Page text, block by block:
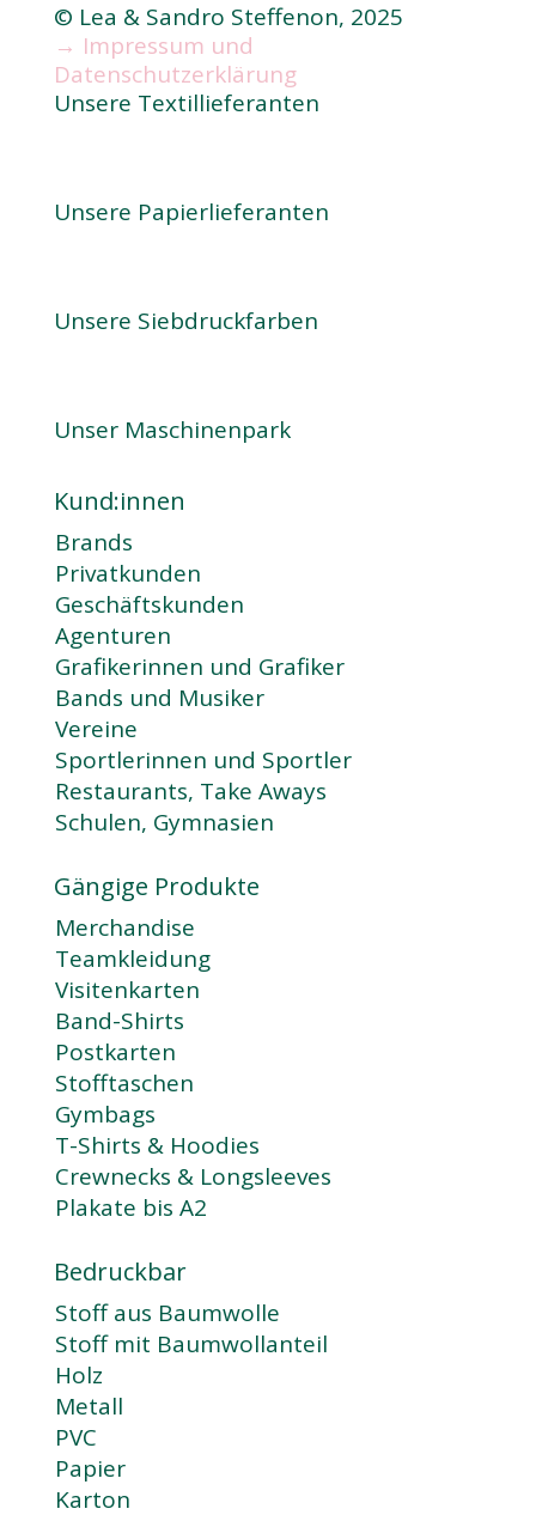
© Lea & Sandro Steffenon, 2025
→ Impressum und
Datenschutzerklärung
Unsere Textillieferanten
Unsere Papierlieferanten
Unsere Siebdruckfarben
Unser Maschinenpark
Kund:innen
Brands
Privatkunden
Geschäftskunden
Agenturen
Grafikerinnen und Grafiker
Bands und Musiker
Vereine
Sportlerinnen und Sportler
Restaurants, Take Aways
Schulen, Gymnasien
Gängige Produkte
Merchandise
Teamkleidung
Visitenkarten
Band-Shirts
Postkarten
Stofftaschen
Gymbags
T-Shirts & Hoodies
Crewnecks & Longsleeves
Plakate bis A2
Bedruckbar
Stoff aus Baumwolle
Stoff mit Baumwollanteil
Holz
Metall
PVC
Papier
Karton